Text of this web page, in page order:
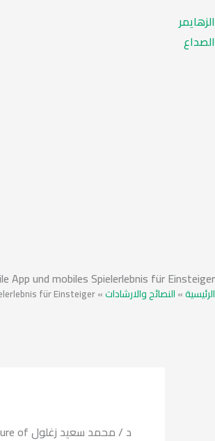
الزهايمر
الصداع
App und mobiles Spielerlebnis für Einsteiger
الرئيسية»النصائح والارشادات»
für Einsteiger